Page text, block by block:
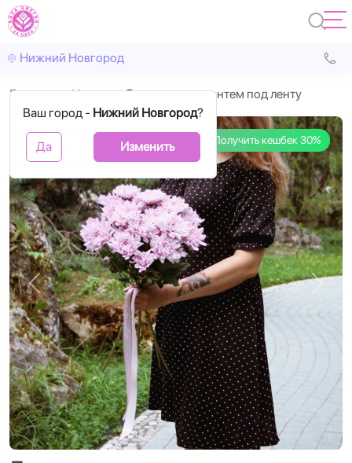
Нижний Новгород
Ваш город - Нижний Новгород?
Да Изменить
Главная Цветы 5 розовых хризантем под ленту
Получить кешбек 30%
Назад